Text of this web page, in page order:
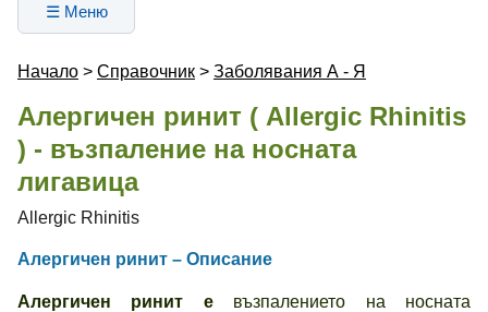
☰ Меню
Начало > Справочник > Заболявания А - Я
Алергичен ринит ( Allergic Rhinitis
) - възпаление на носната
лигавица
Allergic Rhinitis
Алергичен ринит – Описание
Алергичен ринит е възпалението на носната